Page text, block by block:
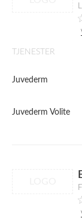
TJENESTER
Juvederm
Juvederm Volite